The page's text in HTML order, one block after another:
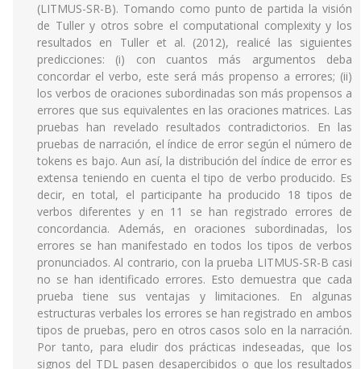
(LITMUS-SR-B). Tomando como punto de partida la visión
de Tuller y otros sobre el computational complexity y los
resultados en Tuller et al. (2012), realicé las siguientes
predicciones: (i) con cuantos más argumentos deba
concordar el verbo, este será más propenso a errores; (ii)
los verbos de oraciones subordinadas son más propensos a
errores que sus equivalentes en las oraciones matrices. Las
pruebas han revelado resultados contradictorios. En las
pruebas de narración, el índice de error según el número de
tokens es bajo. Aun así, la distribución del índice de error es
extensa teniendo en cuenta el tipo de verbo producido. Es
decir, en total, el participante ha producido 18 tipos de
verbos diferentes y en 11 se han registrado errores de
concordancia. Además, en oraciones subordinadas, los
errores se han manifestado en todos los tipos de verbos
pronunciados. Al contrario, con la prueba LITMUS-SR-B casi
no se han identificado errores. Esto demuestra que cada
prueba tiene sus ventajas y limitaciones. En algunas
estructuras verbales los errores se han registrado en ambos
tipos de pruebas, pero en otros casos solo en la narración.
Por tanto, para eludir dos prácticas indeseadas, que los
signos del TDL pasen desapercibidos o que los resultados